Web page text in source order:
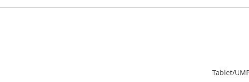
Tablet/